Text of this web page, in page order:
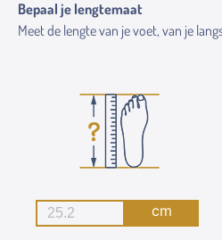
Bepaal je lengtemaat
Meet de lengte van je voet, van je
cm